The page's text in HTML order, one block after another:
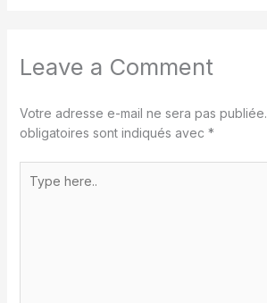
Leave a Comment
Votre adresse e-mail ne sera pas publiée.
obligatoires sont indiqués avec *
here..